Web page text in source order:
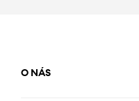
O NÁS